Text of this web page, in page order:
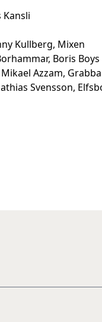
Kansli
Kullberg, Mixen
Boris Boys
Mikael Azzam,
Svensson,